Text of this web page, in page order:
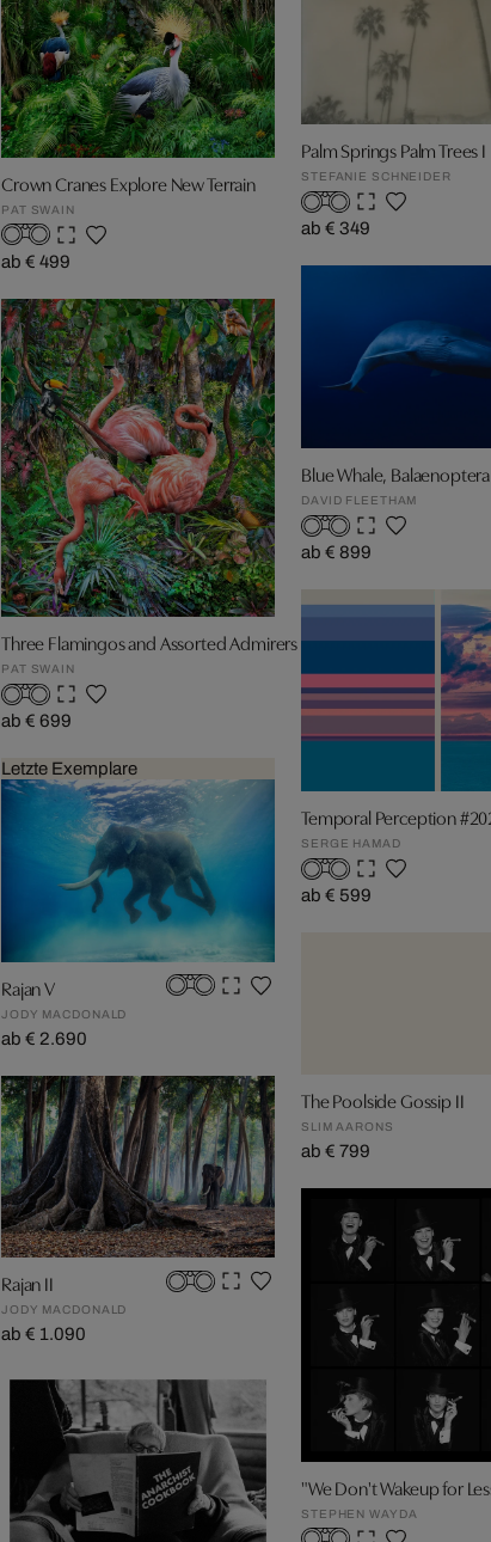
Crown Cranes Explore New Terrain
PAT SWAIN
ab € 499
Three Flamingos and Assorted Admirers
PAT SWAIN
ab € 699
Letzte Exemplare
Rajan V
JODY MACDONALD
ab € 2.690
Rajan II
JODY MACDONALD
ab € 1.090
Palm Springs Palm Trees I
STEFANIE SCHNEIDER
ab € 349
Blue Whale,
DAVID FLEETHAM
ab € 899
Temporal Perception
SERGE HAMAD
ab € 599
The Poolside Gossip II
SLIM AARONS
ab € 799
"We Don't Wakeup for
STEPHEN WAYDA